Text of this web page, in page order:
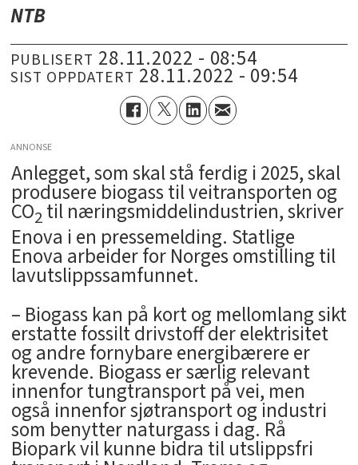
NTB
PUBLISERT 28.11.2022 - 08:54
SIST OPPDATERT 28.11.2022 - 09:54
ANNONSE
­Anlegget, som skal stå ferdig i 2025, skal
produsere biogass til veitransporten og
CO2 til næringsmiddelindustrien, skriver
Enova i en pressemelding. Statlige
Enova arbeider for Norges omstilling til
lavutslippssamfunnet.
– Biogass kan på kort og mellomlang sikt
erstatte fossilt drivstoff der elektrisitet
og andre fornybare energibærere er
krevende. Biogass er særlig relevant
innenfor tungtransport på vei, men
også innenfor sjøtransport og industri
som benytter naturgass i dag. Rå
Biopark vil kunne bidra til utslippsfri